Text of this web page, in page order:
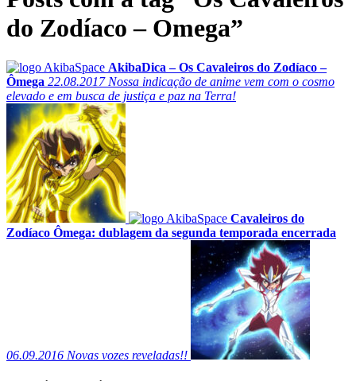
do Zodíaco – Omega”
AkibaDica – Os Cavaleiros do Zodíaco –
Ômega 22.08.2017Nossa indicação de anime vem com o cosmo
elevado e em busca de justiça e paz na Terra!
Cavaleiros do
Zodíaco Ômega: dublagem da segunda temporada encerrada
06.09.2016 Novas vozes reveladas!!